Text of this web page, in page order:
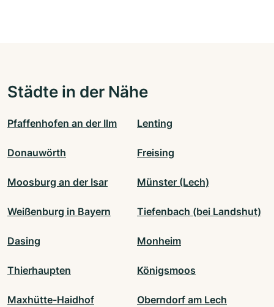
Städte in der Nähe
Pfaffenhofen an der Ilm Lenting
Donauwörth Freising
Moosburg an der Isar Münster (Lech)
Weißenburg in Bayern Tiefenbach (bei Landshut)
Dasing Monheim
Thierhaupten Königsmoos
Maxhütte-Haidhof Oberndorf am Lech